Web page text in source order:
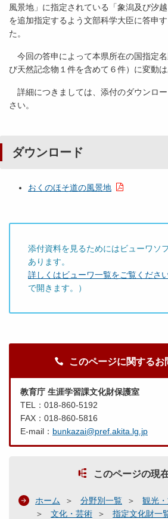
風景地」に指定されている「象潟及び汐
を追加指定するよう文部科学大臣に答申
た。
今回の答申によって本県所在の国指定
び天然記念物１件を含めて６件）に変動は
詳細につきましては、添付のダウンロ
さい。
ダウンロード
おくのほそ道の風景地
添付資料を見るためにはビューワソ
あります。
詳しくはビューワ一覧をご覧ください
で開きます。）
このページに関するお
教育庁 生涯学習課文化財保護室
TEL：018-860-5192
FAX：018-860-5816
E-mail： bunkazai@pref.akita.lg.jp
このページの現
ホーム 分野別一覧
観光
文化・芸術
指定文化財一